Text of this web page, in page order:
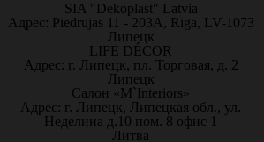
SIA "Dekoplast" Latvia
Адрес: Piedrujas 11 - 203A, Riga, LV-1073
Липецк
LIFE DÉCOR
Адрес: г. Липецк, пл. Торговая, д. 2
Липецк
Салон «M`Interiors»
Адрес: г. Липецк, Липецкая обл., ул.
Неделина д.10 пом. 8 офис 1
Литва